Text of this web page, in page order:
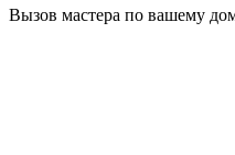
Вызов мастера по вашему